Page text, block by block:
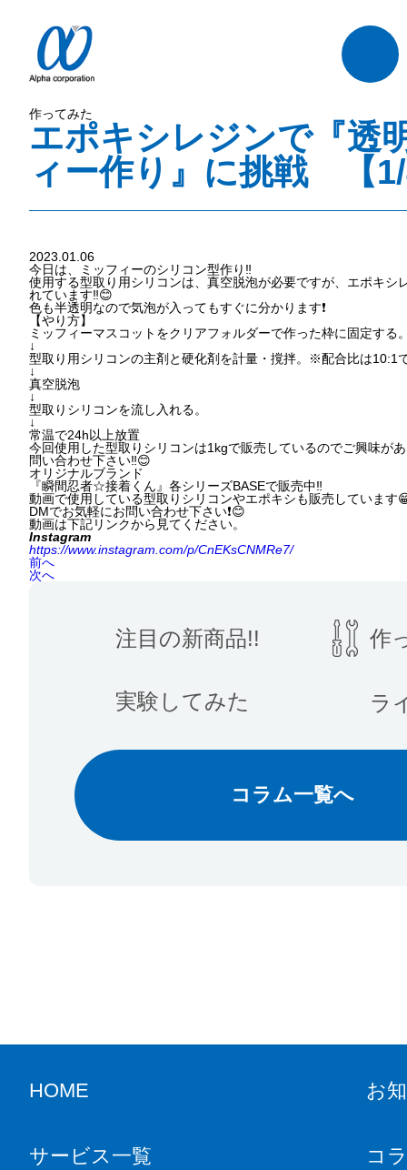
注目の新商品!! 作
実験してみた ラ
コラム一覧へ
作ってみた
エポキシレジンで『透
ィー作り』に挑戦 【
2023.01.06
今日は、ミッフィーのシリコン型作り‼️
使用する型取り用シリコンは、真空脱泡が必要ですが、エポキシ
れています‼️😊
色も半透明なので気泡が入ってもすぐに分かります❗️
【やり方】
ミッフィーマスコットをクリアフォルダーで作った枠に固定する
↓
型取り用シリコンの主剤と硬化剤を計量・撹拌。※配合比は10:1
↓
真空脱泡
↓
型取りシリコンを流し入れる。
↓
常温で24h以上放置
今回使用した型取りシリコンは1kgで販売しているのでご興味が
問い合わせ下さい‼️😊
オリジナルブランド
『瞬間忍者☆接着くん』各シリーズBASEで販売中‼️
動画で使用している型取りシリコンやエポキシも販売しています
DMでお気軽にお問い合わせ下さい❗️😊
動画は下記リンクから見てください。
Instagram
https://www.instagram.com/p/CnEKsCNMRe7/
前へ
次へ
HOME
サービス一覧
お
コ